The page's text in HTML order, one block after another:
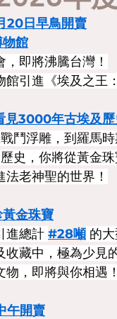
20日早鳥開賣
館
即將沸騰台灣！
館引進《埃及之
見3000年古埃及歷
鬥浮雕，到羅馬
史，你將從黃金
老神聖的世界！
金珠寶
進總計 #28噸 的
藏中，極為少見
，即將與你相遇！
午開賣